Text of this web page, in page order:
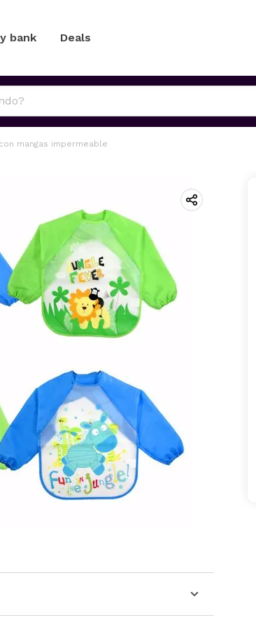
bank Deals
mangas impermeable